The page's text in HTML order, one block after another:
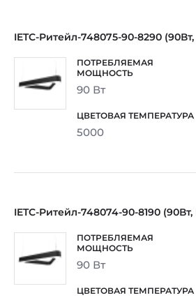
IETC-Ритейл-748075-90-8290
90 Вт
5000
IETC-Ритейл-748074-90-8190
90 Вт